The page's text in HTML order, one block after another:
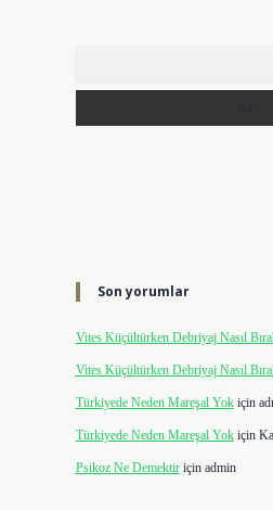
Son yorumlar
Vites Küçültürken Debriyaj Nasıl
Vites Küçültürken Debriyaj Nasıl
Türkiyede Neden Mareşal Yokiçin
Türkiyede Neden Mareşal Yokiçin
Psikoz Ne Demektiriçin admin